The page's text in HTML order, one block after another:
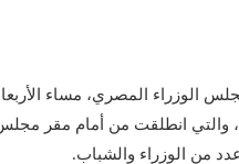
المصري، مساء
والتي انطلقت من أمام مقر مجلس
من الوزراء والشباب.